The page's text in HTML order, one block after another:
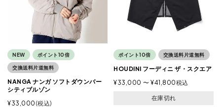
NEW ポイント10倍
交換送料片道無料
NANGA ナンガ ソフトダウンバー
シティブルゾン
¥33,000 税込
ポイント10倍 交換送料片道無料
HOUDINI フーディニ ザ・スクエア
¥33,000 〜 ¥41,800税込
在庫切れ